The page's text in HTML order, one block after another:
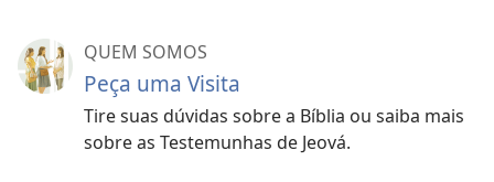
QUEM SOMOS
Peça uma Visita
Tire suas dúvidas sobre a Bíblia ou saiba mais
sobre as Testemunhas de Jeová.